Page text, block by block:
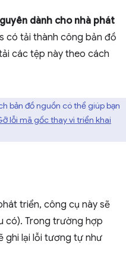
dành cho nhà phát
có tải thành công bản đồ
các tệp này theo cách
bản đồ nguồn có thể giúp bạn
lỗi mã gốc thay vì triển khai
triển, công cụ này sẽ
có). Trong trường hợp
ghi lại lỗi tương tự như